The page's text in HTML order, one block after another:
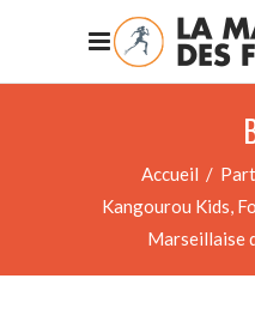
Accueil /
Kangourou Kids,
Marseillaise